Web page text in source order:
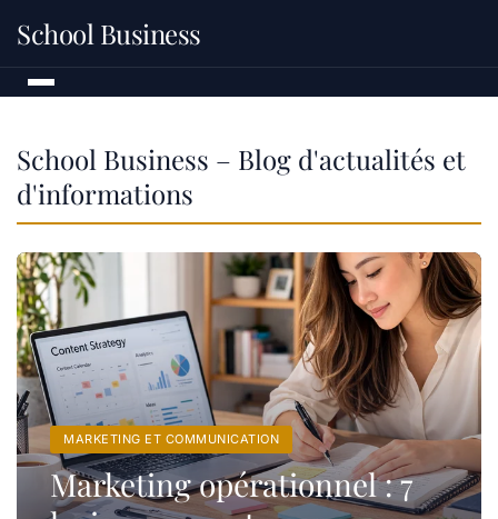
School Business
School Business – Blog d'actualités et
d'informations
MARKETING ET COMMUNICATION
Marketing opérationnel : 7